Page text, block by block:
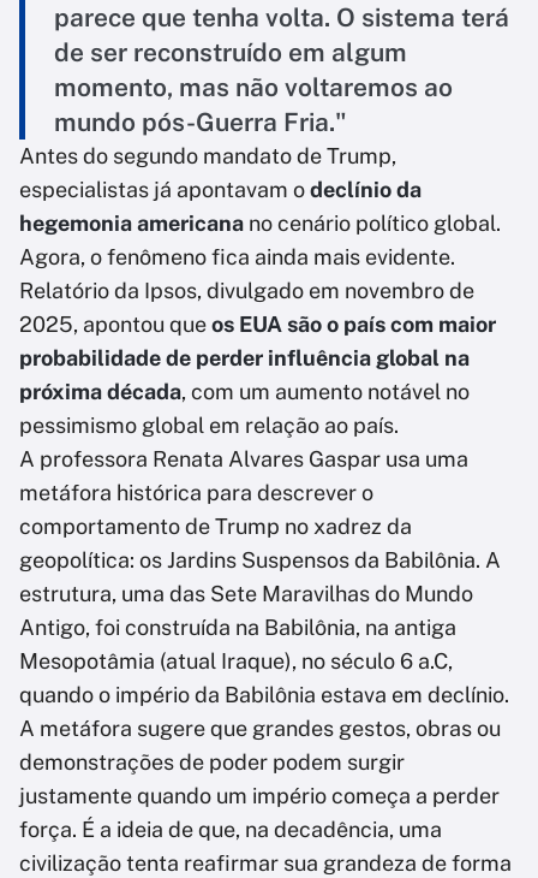
parece que tenha volta. O sistema terá
de ser reconstruído em algum
momento, mas não voltaremos ao
mundo pós-Guerra Fria."
Antes do segundo mandato de Trump,
especialistas já apontavam odeclínio da
hegemonia americana no cenário político global.
Agora, o fenômeno fica ainda mais evidente.
Relatório da Ipsos, divulgado em novembro de
2025, apontou queos EUA são o país com maior
probabilidade de perder influência global na
próxima década, com um aumento notável no
pessimismo global em relação ao país.
A professora Renata Alvares Gaspar usa uma
metáfora histórica para descrever o
comportamento de Trump no xadrez da
geopolítica: os Jardins Suspensos da Babilônia. A
estrutura, uma das Sete Maravilhas do Mundo
Antigo, foi construída na Babilônia, na antiga
Mesopotâmia (atual Iraque), no século 6 a.C,
quando o império da Babilônia estava em declínio.
A metáfora sugere que grandes gestos, obras ou
demonstrações de poder podem surgir
justamente quando um império começa a perder
força. É a ideia de que, na decadência, uma
civilização tenta reafirmar sua grandeza de forma